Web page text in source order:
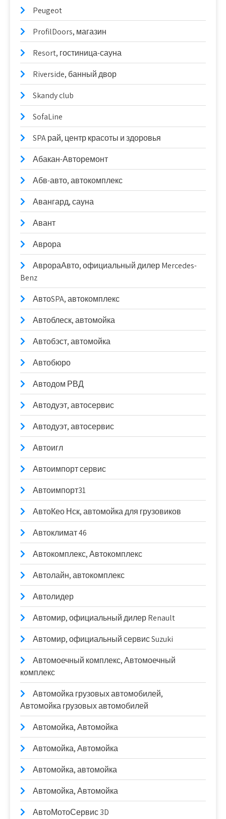
Peugeot
ProfilDoors, магазин
Resort, гостиница-сауна
Riverside, банный двор
Skandy club
SofaLine
SPA рай, центр красоты и здоровья
Абакан-Авторемонт
Абв-авто, автокомплекс
Авангард, сауна
Авант
Аврора
АврораАвто, официальный дилер Mercedes-
Benz
АвтоSPA, автокомплекс
Автоблеск, автомойка
Автобэст, автомойка
Автобюро
Автодом РВД
Автодуэт, автосервис
Автодуэт, автосервис
Автоигл
Автоимпорт сервис
Автоимпорт31
АвтоКео Нск, автомойка для грузовиков
Автоклимат 46
Автокомплекс, Автокомплекс
Автолайн, автокомплекс
Автолидер
Автомир, официальный дилер Renault
Автомир, официальный сервис Suzuki
Автомоечный комплекс, Автомоечный
комплекс
Автомойка грузовых автомобилей,
Автомойка грузовых автомобилей
Автомойка, Автомойка
Автомойка, Автомойка
Автомойка, автомойка
Автомойка, Автомойка
АвтоМотоСервис 3D